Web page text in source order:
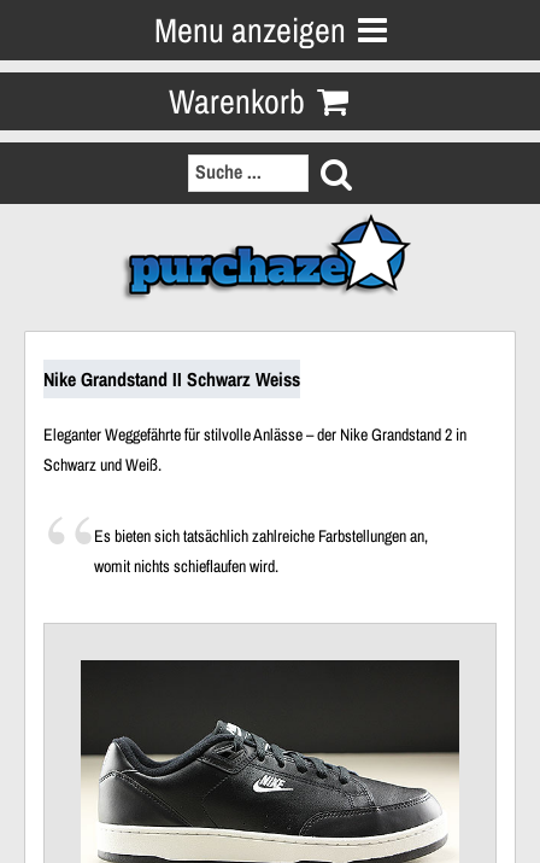
Menu anzeigen
Warenkorb
Nike Grandstand II Schwarz Weiss
Eleganter Weggefährte für stilvolle Anlässe – der Nike Grandstand 2 in
Schwarz und Weiß.
Es bieten sich tatsächlich zahlreiche Farbstellungen an,
womit nichts schieflaufen wird.